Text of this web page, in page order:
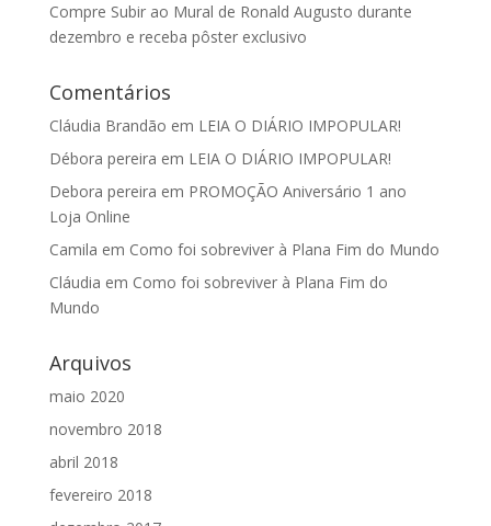
Compre Subir ao Mural de Ronald Augusto durante
dezembro e receba pôster exclusivo
Comentários
Cláudia Brandão em LEIA O DIÁRIO IMPOPULAR!
Débora pereira em LEIA O DIÁRIO IMPOPULAR!
Debora pereira em PROMOÇÃO Aniversário 1 ano
Loja Online
Camila em Como foi sobreviver à Plana Fim do Mundo
Cláudia em Como foi sobreviver à Plana Fim do
Mundo
Arquivos
maio 2020
novembro 2018
abril 2018
fevereiro 2018